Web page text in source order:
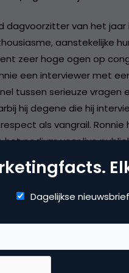
dagvoorzitter van het
aanstekelijke
zeer hoge ogen op
een interviewer met
tussen serieuze vragen
hij degene die hij
als vangrail.
het podium voor live
Dagelijkse nieuwsbrief